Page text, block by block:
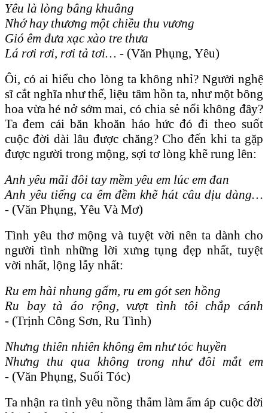
Yêu là lòng bâng khuâng
Nhớ hay thương một chiều thu vương
Gió êm đưa xạc xào tre thưa
Lá rơi rơi, rơi tả tơi… - (Văn Phụng, Yêu)
Ôi, có ai hiểu cho lòng ta không nhỉ? Người nghệ
sĩ cắt nghĩa như thế, liệu tâm hồn ta, như một bông
hoa vừa hé nở sớm mai, có chia sẻ nổi không đây?
Ta đem cái băn khoăn háo hức đó đi theo suốt
cuộc đời dài lâu được chăng? Cho đến khi ta gặp
được người trong mộng, sợi tơ lòng khẽ rung lên:
Anh yêu mãi đôi tay mềm yêu em lúc em đan
Anh yêu tiếng ca êm đềm khẽ hát câu dịu dàng…
- (Văn Phụng, Yêu Và Mơ)
Tình yêu thơ mộng và tuyệt vời nên ta dành cho
người tình những lời xưng tụng đẹp nhất, tuyệt
vời nhất, lộng lẫy nhất:
Ru em hài nhung gấm, ru em gót sen hồng
Ru bay tà áo rộng, vượt tình tôi chắp cánh
- (Trịnh Công Sơn, Ru Tình)
Nhưng thiên nhiên không êm như tóc huyền
Nhưng thu qua không trong như đôi mắt em
- (Văn Phụng, Suối Tóc)
Ta nhận ra tình yêu nồng thắm làm ấm áp cuộc đời